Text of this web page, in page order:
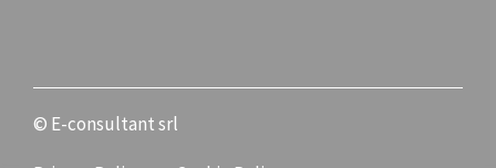
© E-consultant srl